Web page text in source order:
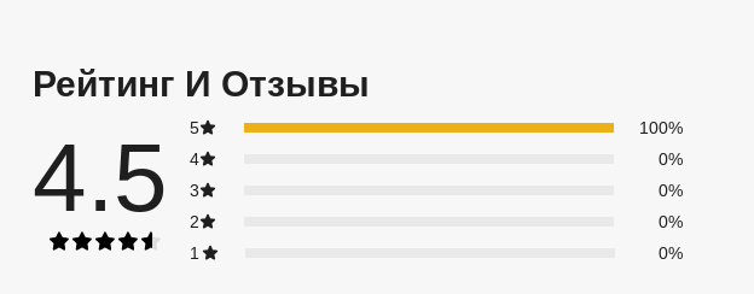
Рейтинг И Отзывы
4.5 5
100%
4
0%
3
0%
2
0%
1
0%